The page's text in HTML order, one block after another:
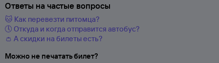
Ответы на частые вопросы
🐱 Как перевезти питомца?
🕔 Откуда и когда отправится автобус?
👛 А скидки на билеты есть?
Можно не печатать билет?